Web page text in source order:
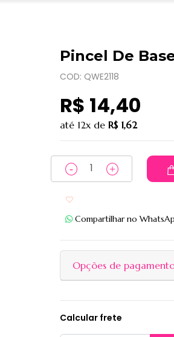
Pincel De
COD: QWE2118
R$ 14,40
até 12x de R$ 1,62
Compartilhar no
Opções de
Calcular frete